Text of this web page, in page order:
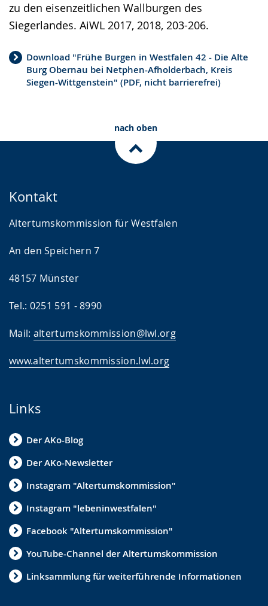
zu den eisenzeitlichen Wallburgen des
Siegerlandes. AiWL 2017, 2018, 203-206.
Download "Frühe Burgen in Westfalen 42 - Die Alte
Burg Obernau bei Netphen-Afholderbach, Kreis
Siegen-Wittgenstein" (PDF, nicht barrierefrei)
nach oben
Kontakt
Altertumskommission für Westfalen
An den Speichern 7
48157 Münster
Tel.: 0251 591 - 8990
Mail: altertumskommission@lwl.org
www.altertumskommission.lwl.org
Links
Der AKo-Blog
Der AKo-Newsletter
Instagram "Altertumskommission"
Instagram "lebeninwestfalen"
Facebook "Altertumskommission"
YouTube-Channel der Altertumskommission
Linksammlung für weiterführende Informationen